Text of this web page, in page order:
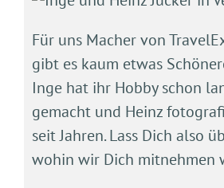
Für uns Macher von
gibt es kaum etwas
Inge hat ihr Hobby schon
gemacht und Heinz
seit Jahren. Lass Dich also
wohin wir Dich mitnehmen